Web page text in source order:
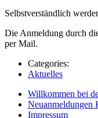
Selbstverständlich
Die Anmeldung durch
per Mail.
Categories:
Aktuelles
Willkommen bei
Neuanmeldungen
Impressum